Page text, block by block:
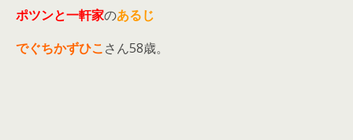
ポツンと一軒家のあるじ
でぐちかずひこさん58歳。